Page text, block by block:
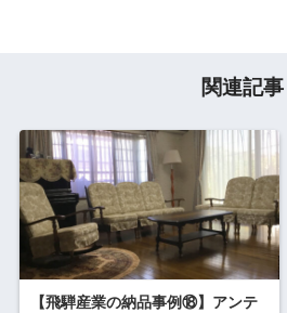
関連記事
【飛騨産業の納品事例⑱】アンテ